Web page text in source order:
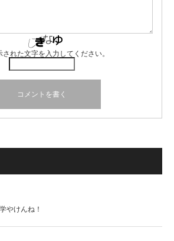
れた文字を入力してください。
やけんね！